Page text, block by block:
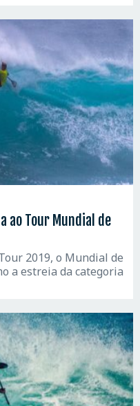
ao Tour Mundial de
2019, o Mundial de
a estreia da categoria